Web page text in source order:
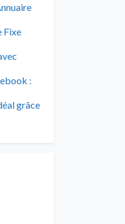
Fixe
:
grâce